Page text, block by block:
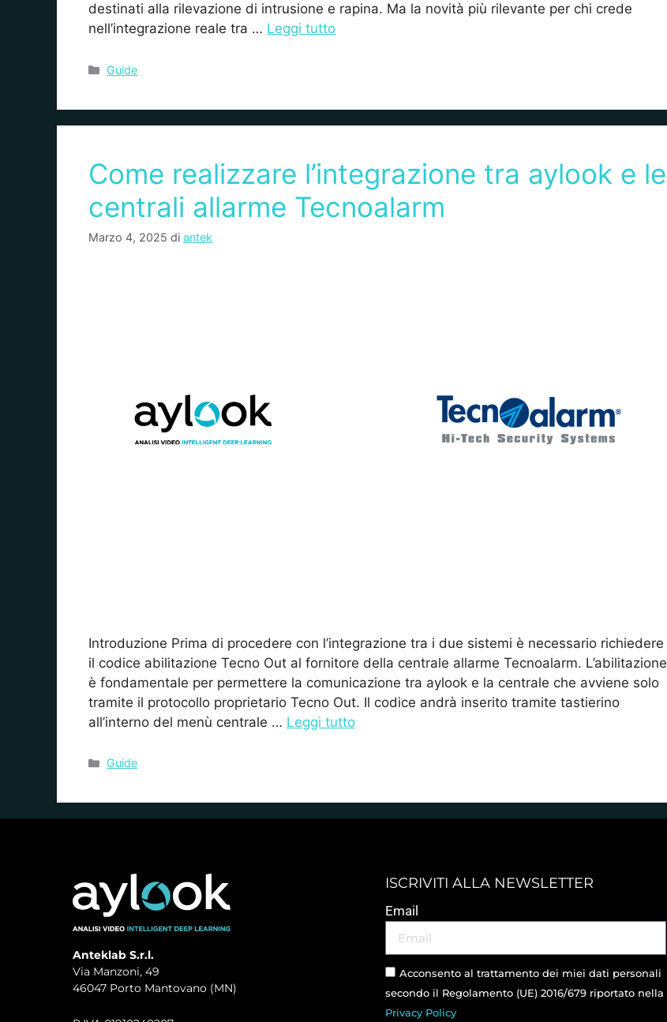
destinati alla rilevazione di intrusione e rapina. Ma la novità più rilevante per chi crede
nell’integrazione reale tra … Leggi tutto
Guide
Come realizzare l’integrazione tra aylook e le
centrali allarme Tecnoalarm
Marzo 4, 2025 di antek
Introduzione Prima di procedere con l’integrazione tra i due sistemi è necessario richiedere
il codice abilitazione Tecno Out al fornitore della centrale allarme Tecnoalarm. L’abilitazione
è fondamentale per permettere la comunicazione tra aylook e la centrale che avviene solo
tramite il protocollo proprietario Tecno Out. Il codice andrà inserito tramite tastierino
all’interno del menù centrale … Leggi tutto
Guide
Anteklab S.r.l.
Via Manzoni, 49
46047 Porto Mantovano (MN)
ISCRIVITI ALLA NEWSLETTER
Email
Acconsento al trattamento dei miei dati personali
secondo il Regolamento (UE) 2016/679 riportato nella
Privacy Policy